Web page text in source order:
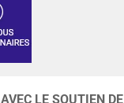
AVEC LE SOUTIEN DE